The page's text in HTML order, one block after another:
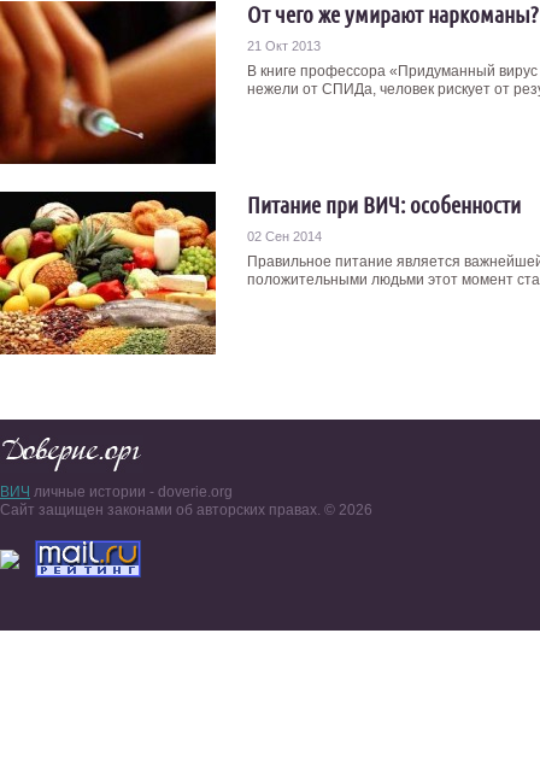
От чего же умирают наркоманы?
21 Окт 2013
В книге профессора «Придуманный
нежели от СПИДа, человек рискует от
Питание при ВИЧ: особенности
02 Сен 2014
Правильное питание является
положительными людьми этот момент
ВИЧ личные истории - doverie.org
Сайт защищен законами об авторских правах. © 2026